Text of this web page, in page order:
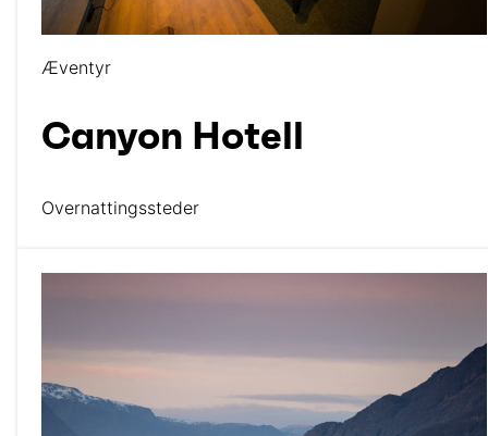
Æventyr
Canyon Hotell
Overnattingssteder